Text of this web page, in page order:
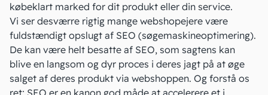
købeklart marked for dit produkt eller din service.
Vi ser desværre rigtig mange webshopejere være
fuldstændigt opslugt af SEO (søgemaskineoptimering).
De kan være helt besatte af SEO, som sagtens kan
blive en langsom og dyr proces i deres jagt på at øge
salget af deres produkt via webshoppen. Og forstå os